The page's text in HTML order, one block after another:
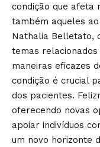
condição que afeta
também aqueles
Nathalia Belletato,
temas
maneiras eficazes
condição é crucial
dos pacientes.
oferecendo novas
apoiar indivíduos
um novo horizonte